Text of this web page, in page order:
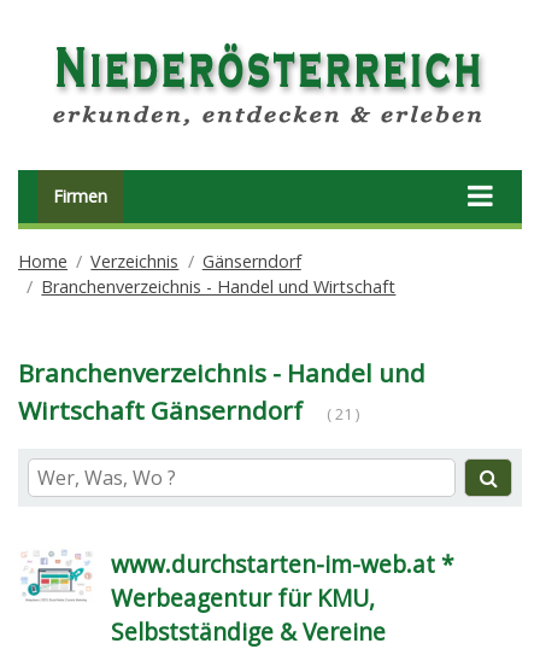
Firmen
Home Verzeichnis
Gänserndorf
Branchenverzeichnis - Handel und Wirtschaft
Branchenverzeichnis - Handel und
Wirtschaft Gänserndorf
( 21 )
www.durchstarten-im-web.at *
Werbeagentur für KMU,
Selbstständige & Vereine